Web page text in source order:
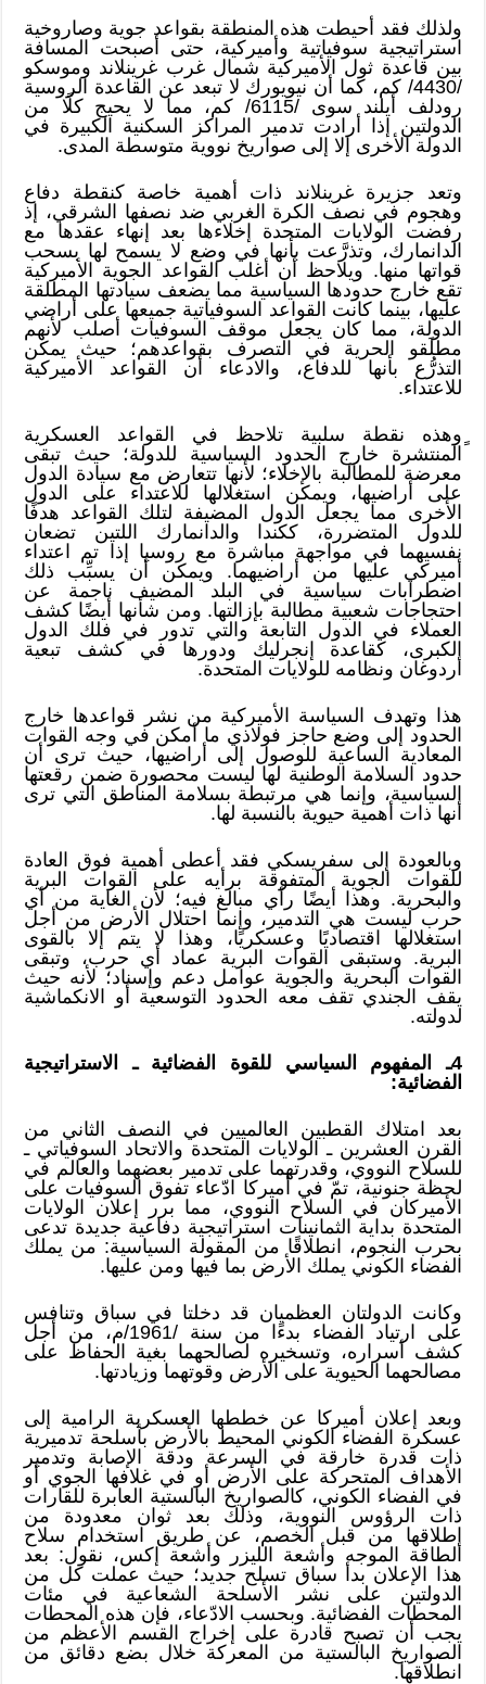
ولذلك فقد أحيطت هذه المنطقة بقواعد جوية وصاروخية
استراتيجية سوفياتية وأميركية، حتى أصبحت المسافة
بين قاعدة ثول الأميركية شمال غرب غرينلاند وموسكو
/4430/ كم، كما أن نيويورك لا تبعد عن القاعدة الروسية
رودلف أيلند سوى /6115/ كم، مما لا يحيج كلًا من
الدولتين إذا أرادت تدمير المراكز السكنية الكبيرة في
الدولة الأخرى إلا إلى صواريخ نووية متوسطة المدى.
وتعد جزيرة غرينلاند ذات أهمية خاصة كنقطة دفاع
وهجوم في نصف الكرة الغربي ضد نصفها الشرقي، إذ
رفضت الولايات المتحدة إخلاءها بعد إنهاء عقدها مع
الدانمارك، وتذرَّعت بأنها في وضع لا يسمح لها بسحب
قواتها منها. ويلاحظ أن أغلب القواعد الجوية الأميركية
تقع خارج حدودها السياسية مما يضعف سيادتها المطلقة
عليها، بينما كانت القواعد السوفياتية جميعها على أراضي
الدولة، مما كان يجعل موقف السوفيات أصلب لأنهم
مطلَقو الحرية في التصرف بقواعدهم؛ حيث يمكن
التذرُّع بأنها للدفاع، والادعاء أن القواعد الأميركية
للاعتداء.
ٍوهذه نقطة سلبية تلاحظ في القواعد العسكرية
المنتشرة خارج الحدود السياسية للدولة؛ حيث تبقى
معرضة للمطالبة بالإخلاء؛ لأنها تتعارض مع سيادة الدول
على أراضيها، ويمكن استغلالها للاعتداء على الدول
الأخرى مما يجعل الدول المضيفة لتلك القواعد هدفًا
للدول المتضررة، ككندا والدانمارك اللتين تضعان
نفسيهما في مواجهة مباشرة مع روسيا إذا تم اعتداء
أميركي عليها من أراضيهما. ويمكن أن يسبِّب ذلك
اضطرابات سياسية في البلد المضيف ناجمة عن
احتجاجات شعبية مطالبة بإزالتها. ومن شأنها أيضًا كشف
العملاء في الدول التابعة والتي تدور في فلك الدول
الكبرى، كقاعدة إنجرليك ودورها في كشف تبعية
أردوغان ونظامه للولايات المتحدة.
هذا وتهدف السياسة الأميركية من نشر قواعدها خارج
الحدود إلى وضع حاجز فولاذي ما أمكن في وجه القوات
المعادية الساعية للوصول إلى أراضيها، حيث ترى أن
حدود السلامة الوطنية لها ليست محصورة ضمن رقعتها
السياسية، وإنما هي مرتبطة بسلامة المناطق التي ترى
أنها ذات أهمية حيوية بالنسبة لها.
وبالعودة إلى سفريسكي فقد أعطى أهمية فوق العادة
للقوات الجوية المتفوقة برأيه على القوات البرية
والبحرية. وهذا أيضًا رأي مبالغ فيه؛ لأن الغاية من أي
حرب ليست هي التدمير، وإنما احتلال الأرض من أجل
استغلالها اقتصاديًا وعسكريًا، وهذا لا يتم إلا بالقوى
البرية. وستبقى القوات البرية عماد أي حرب، وتبقى
القوات البحرية والجوية عوامل دعم وإسناد؛ لأنه حيث
يقف الجندي تقف معه الحدود التوسعية أو الانكماشية
لدولته.
4ـ المفهوم السياسي للقوة الفضائية ـ الاستراتيجية
الفضائية:
بعد امتلاك القطبين العالميين في النصف الثاني من
القرن العشرين ـ الولايات المتحدة والاتحاد السوفياتي ـ
للسلاح النووي، وقدرتهما على تدمير بعضهما والعالم في
لحظة جنونية، تمّ في أميركا ادّعاء تفوق السوفيات على
الأميركان في السلاح النووي، مما برر إعلان الولايات
المتحدة بداية الثمانينات استراتيجية دفاعية جديدة تدعى
بحرب النجوم، انطلاقًا من المقولة السياسية: من يملك
الفضاء الكوني يملك الأرض بما فيها ومن عليها.
وكانت الدولتان العظميان قد دخلتا في سباق وتنافس
على ارتياد الفضاء بدءًا من سنة /1961/م، من أجل
كشف أسراره، وتسخيره لصالحهما بغية الحفاظ على
مصالحهما الحيوية على الأرض وقوتهما وزيادتها.
وبعد إعلان أميركا عن خططها العسكرية الرامية إلى
عسكرة الفضاء الكوني المحيط بالأرض بأسلحة تدميرية
ذات قدرة خارقة في السرعة ودقة الإصابة وتدمير
الأهداف المتحركة على الأرض أو في غلافها الجوي أو
في الفضاء الكوني، كالصواريخ البالستية العابرة للقارات
ذات الرؤوس النووية، وذلك بعد ثوان معدودة من
إطلاقها من قبل الخصم، عن طريق استخدام سلاح
الطاقة الموجه وأشعة الليزر وأشعة إكس، نقول: بعد
هذا الإعلان بدأ سباق تسلح جديد؛ حيث عملت كل من
الدولتين على نشر الأسلحة الشعاعية في مئات
المحطات الفضائية. وبحسب الادّعاء، فإن هذه المحطات
يجب أن تصبح قادرة على إخراج القسم الأعظم من
الصواريخ البالستية من المعركة خلال بضع دقائق من
انطلاقها.